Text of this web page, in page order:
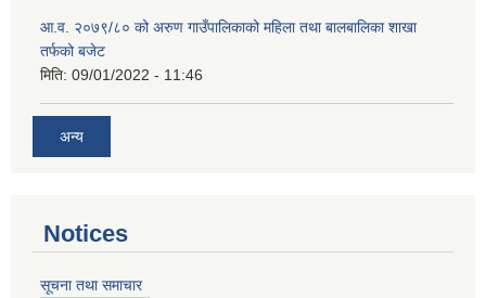
आ.व. २०७९/८० को अरुण गाउँपालिकाको महिला तथा बालबालिका शाखा
तर्फको बजेट
मिति: 09/01/2022 - 11:46
अन्य
Notices
सूचना तथा समाचार